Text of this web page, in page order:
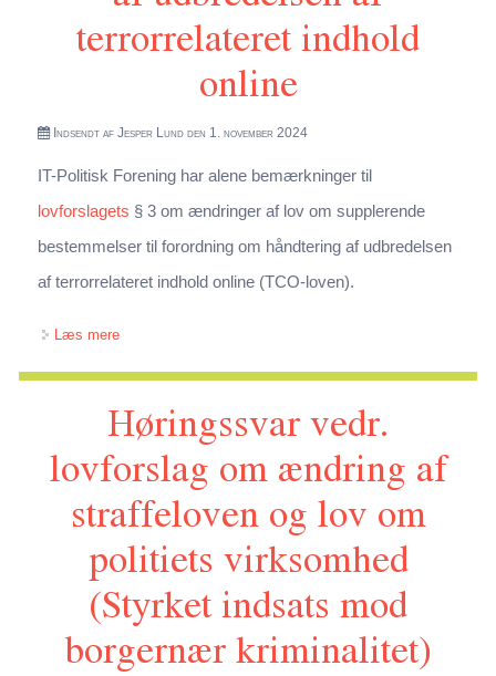
terrorrelateret indhold
online
Indsendt af Jesper Lundden 1. november 2024
IT-Politisk Forening har alene bemærkninger til
lovforslagets § 3 om ændringer af lov om supplerende
bestemmelser til forordning om håndtering af udbredelsen
af terrorrelateret indhold online (TCO-loven).
Læs mereom Høringssvar vedr. lovforslag om ændring af
straffeloven, lov om politiets virksomhed og lov om
udbredelsen af terrorrelateret indhold online
Høringssvar vedr.
lovforslag om ændring af
straffeloven og lov om
politiets virksomhed
(Styrket indsats mod
borgernær kriminalitet)